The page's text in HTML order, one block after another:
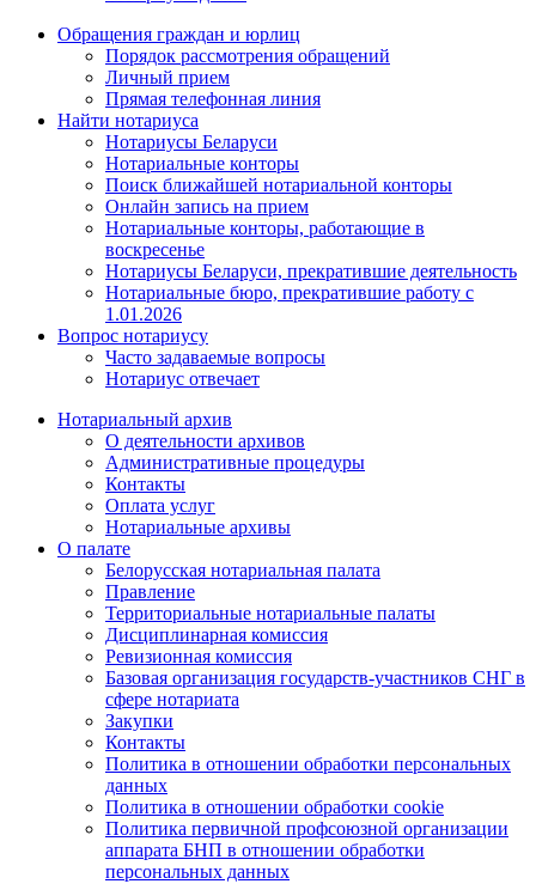
Обращения граждан и юрлиц
Порядок рассмотрения обращений
Личный прием
Прямая телефонная линия
Найти нотариуса
Нотариусы Беларуси
Нотариальные конторы
Поиск ближайшей нотариальной конторы
Онлайн запись на прием
Нотариальные конторы, работающие в
воскресенье
Нотариусы Беларуси, прекратившие деятельность
Нотариальные бюро, прекратившие работу с
1.01.2026
Вопрос нотариусу
Часто задаваемые вопросы
Нотариус отвечает
Нотариальный архив
О деятельности архивов
Административные процедуры
Контакты
Оплата услуг
Нотариальные архивы
О палате
Белорусская нотариальная палата
Правление
Территориальные нотариальные палаты
Дисциплинарная комиссия
Ревизионная комиссия
Базовая организация государств-участников СНГ в
сфере нотариата
Закупки
Контакты
Политика в отношении обработки персональных
данных
Политика в отношении обработки cookie
Политика первичной профсоюзной организации
аппарата БНП в отношении обработки
персональных данных